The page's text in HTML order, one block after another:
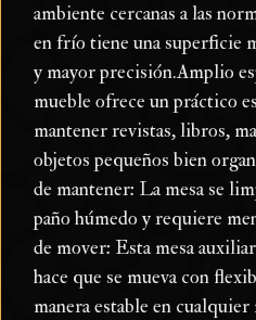
ambiente cercanas a las
en frío tiene una superficie
y mayor precisión.Amplio
mueble ofrece un práctico
mantener revistas, libros,
objetos pequeños bien
de mantener: La mesa se
paño húmedo y requiere
de mover: Esta mesa
hace que se mueva con
manera estable en